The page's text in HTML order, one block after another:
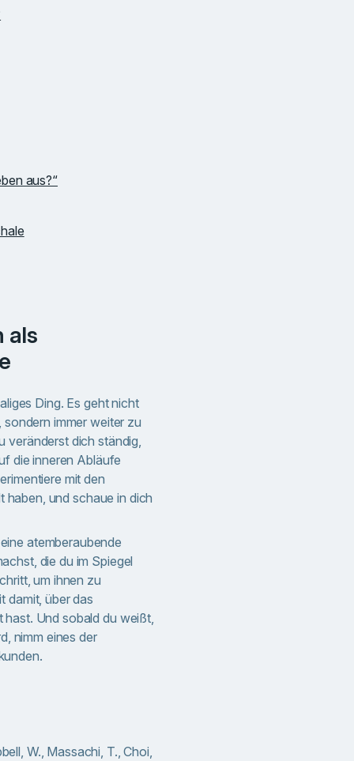
aus?“
Ding. Es geht nicht
sondern immer weiter zu
veränderst dich ständig,
die inneren Abläufe
mit den
haben, und schaue in dich
atemberaubende
die du im Spiegel
um ihnen zu
damit, über das
Und sobald du weißt,
nimm eines der
W., Massachi, T., Choi,